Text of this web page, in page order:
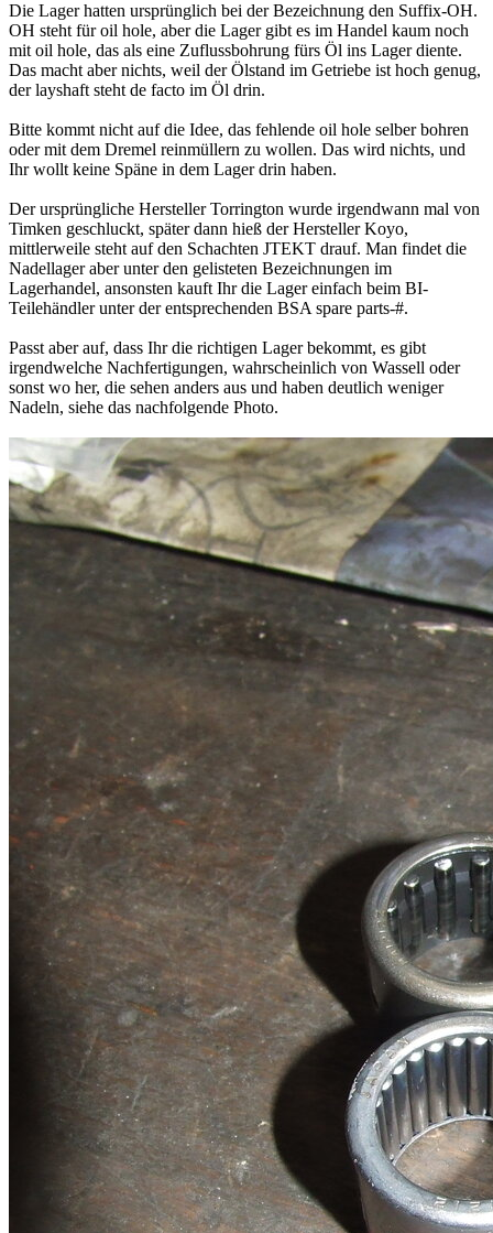
Die Lager hatten ursprünglich bei der Bezeichnung den Suffix-OH.
OH steht für oil hole, aber die Lager gibt es im Handel kaum noch
mit oil hole, das als eine Zuflussbohrung fürs Öl ins Lager diente.
Das macht aber nichts, weil der Ölstand im Getriebe ist hoch genug,
der layshaft steht de facto im Öl drin.
Bitte kommt nicht auf die Idee, das fehlende oil hole selber bohren
oder mit dem Dremel reinmüllern zu wollen. Das wird nichts, und
Ihr wollt keine Späne in dem Lager drin haben.
Der ursprüngliche Hersteller Torrington wurde irgendwann mal von
Timken geschluckt, später dann hieß der Hersteller Koyo,
mittlerweile steht auf den Schachten JTEKT drauf. Man findet die
Nadellager aber unter den gelisteten Bezeichnungen im
Lagerhandel, ansonsten kauft Ihr die Lager einfach beim BI-
Teilehändler unter der entsprechenden BSA spare parts-#.
Passt aber auf, dass Ihr die richtigen Lager bekommt, es gibt
irgendwelche Nachfertigungen, wahrscheinlich von Wassell oder
sonst wo her, die sehen anders aus und haben deutlich weniger
Nadeln, siehe das nachfolgende Photo.